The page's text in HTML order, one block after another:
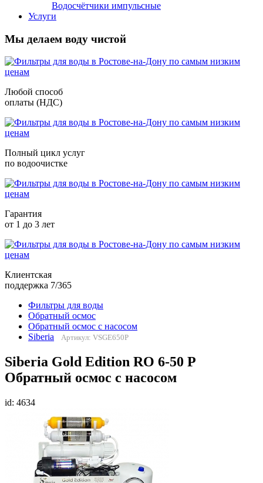
Водосчётчики импульсные
Услуги
Мы делаем воду чистой
Любой способ
оплаты (НДС)
Полный цикл услуг
по водоочистке
Гарантия
от 1 до 3 лет
Клиентская
поддержка 7/365
Фильтры для воды
Обратный осмос
Обратный осмос с насосом
Siberia
Артикул: VSGE650P
Siberia Gold Edition RO 6-50 P
Обратный осмос с насосом
id: 4634